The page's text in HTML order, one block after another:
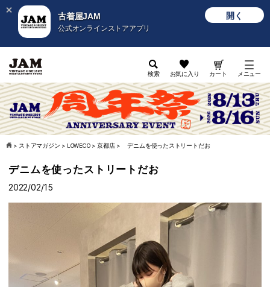
古着屋JAM
公式オンラインストアアプリ
開く
検索 お気に入り カート メニュー
> ストアマガジン > LOWECO>京都店> デニムを使ったストリートだお
デニムを使ったストリートだお
2022/02/15